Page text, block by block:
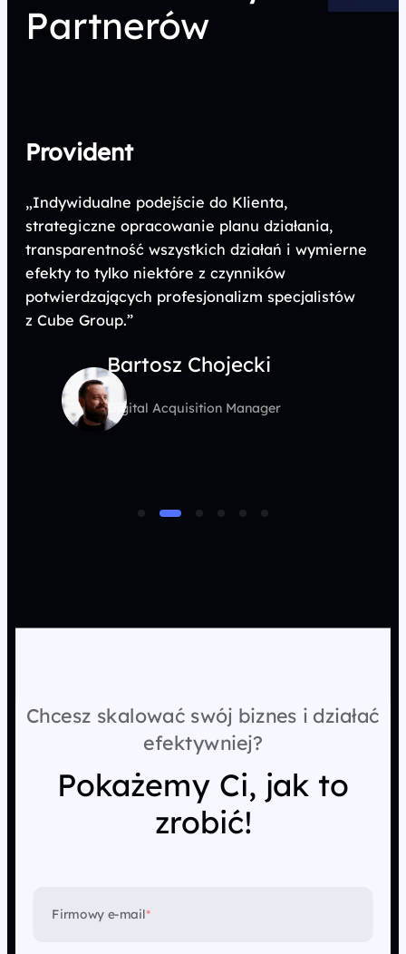
Partnerów
Provident
„Indywidualne podejście do Klienta,
strategiczne opracowanie planu działania,
transparentność wszystkich działań i wymierne
efekty to tylko niektóre z czynników
potwierdzających profesjonalizm specjalistów
z Cube Group.”
Bartosz Chojecki
Digital Acquisition Manager
Chcesz skalować swój biznes i działać
efektywniej?
Pokażemy Ci, jak to
zrobić!
Firmowy e-mail*